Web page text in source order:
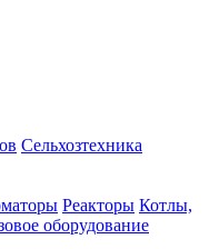
Сельхозтехника
Реакторы Котлы,
оборудование